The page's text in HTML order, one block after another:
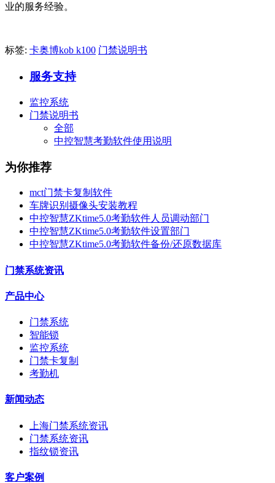
业的服务经验。
标签: 卡奥博kob k100 门禁说明书
服务支持
监控系统
门禁说明书
全部
中控智慧考勤软件使用说明
为你推荐
mct门禁卡复制软件
车牌识别摄像头安装教程
中控智慧ZKtime5.0考勤软件人员调动部门
中控智慧ZKtime5.0考勤软件设置部门
中控智慧ZKtime5.0考勤软件备份/还原数据库
门禁系统资讯
产品中心
门禁系统
智能锁
监控系统
门禁卡复制
考勤机
新闻动态
上海门禁系统资讯
门禁系统资讯
指纹锁资讯
客户案例